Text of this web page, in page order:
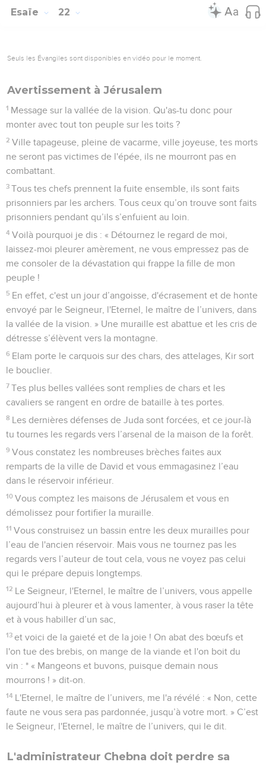
Esaïe 22
Seuls les Évangiles sont disponibles en vidéo pour le moment.
Avertissement à Jérusalem
1 Message sur la vallée de la vision. Qu'as-tu donc pour
monter avec tout ton peuple sur les toits ?
2 Ville tapageuse, pleine de vacarme, ville joyeuse, tes morts
ne seront pas victimes de l'épée, ils ne mourront pas en
combattant.
3 Tous tes chefs prennent la fuite ensemble, ils sont faits
prisonniers par les archers. Tous ceux qu’on trouve sont faits
prisonniers pendant qu’ils s’enfuient au loin.
4 Voilà pourquoi je dis : « Détournez le regard de moi,
laissez-moi pleurer amèrement, ne vous empressez pas de
me consoler de la dévastation qui frappe la fille de mon
peuple !
5 En effet, c'est un jour d’angoisse, d'écrasement et de honte
envoyé par le Seigneur, l'Eternel, le maître de l’univers, dans
la vallée de la vision. » Une muraille est abattue et les cris de
détresse s’élèvent vers la montagne.
6 Elam porte le carquois sur des chars, des attelages, Kir sort
le bouclier.
7 Tes plus belles vallées sont remplies de chars et les
cavaliers se rangent en ordre de bataille à tes portes.
8 Les dernières défenses de Juda sont forcées, et ce jour-là
tu tournes les regards vers l’arsenal de la maison de la forêt.
9 Vous constatez les nombreuses brèches faites aux
remparts de la ville de David et vous emmagasinez l’eau
dans le réservoir inférieur.
10 Vous comptez les maisons de Jérusalem et vous en
démolissez pour fortifier la muraille.
11 Vous construisez un bassin entre les deux murailles pour
l’eau de l'ancien réservoir. Mais vous ne tournez pas les
regards vers l’auteur de tout cela, vous ne voyez pas celui
qui le prépare depuis longtemps.
12 Le Seigneur, l'Eternel, le maître de l’univers, vous appelle
aujourd’hui à pleurer et à vous lamenter, à vous raser la tête
et à vous habiller d’un sac,
13 et voici de la gaieté et de la joie ! On abat des bœufs et
l'on tue des brebis, on mange de la viande et l'on boit du
vin : * « Mangeons et buvons, puisque demain nous
mourrons ! » dit-on.
14 L'Eternel, le maître de l’univers, me l'a révélé : « Non, cette
faute ne vous sera pas pardonnée, jusqu’à votre mort. » C’est
le Seigneur, l'Eternel, le maître de l’univers, qui le dit.
L'administrateur Chebna doit perdre sa